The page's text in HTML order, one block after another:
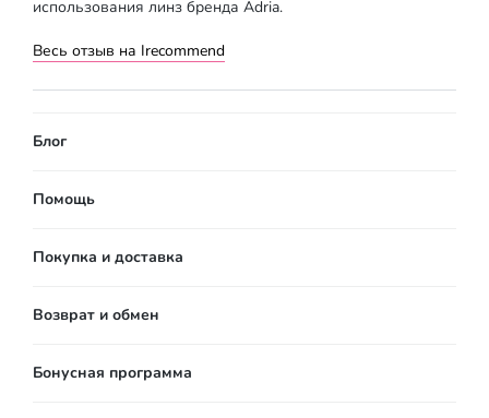
использования линз бренда Adria.
Весь отзыв на Irecommend
Блог
Помощь
Покупка и доставка
Возврат и обмен
Бонусная программа